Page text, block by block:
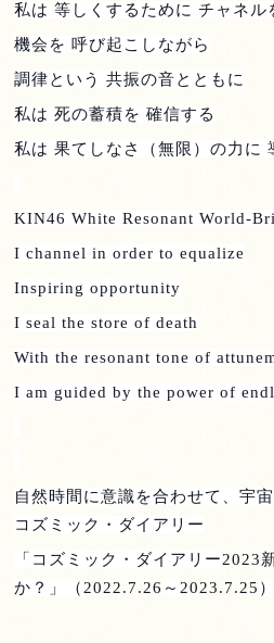
私は 等しくするために チャネル
機会を 呼び起こしながら
調律という 共振の音とともに
私は 死の蓄積を 確信する
私は 果てしなさ（無限）の力に
KIN46 White Resonant World-
I channel in order to equalize
Inspiring opportunity
I seal the store of death
With the resonant tone of
I am guided by the power of
自然時間に意識を合わせて、宇
コズミック・ダイアリー
「コズミック・ダイアリー2023
か？」（ 2022.7.26 ～ 2023.7.25 ）